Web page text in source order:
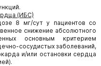
(ИБС)
8 мг/сут у пациентов со
снижение абсолютного
основным критерием
сосудистых заболеваний,
и/или остановки сердца